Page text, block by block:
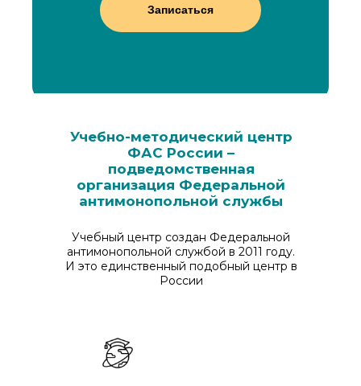
Записаться
Учебно-методический центр
ФАС России –
подведомственная
организация Федеральной
антимонопольной службы
Учебный центр создан Федеральной
антимонопольной службой в 2011 году.
И это единственный подобный центр в
России